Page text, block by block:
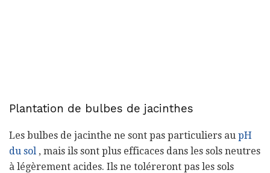
Plantation de bulbes de jacinthes
Les bulbes de jacinthe ne sont pas particuliers au pH
du sol , mais ils sont plus efficaces dans les sols neutres
à légèrement acides. Ils ne toléreront pas les sols